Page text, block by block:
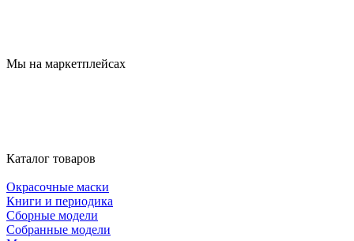
Мы на маркетплейсах
Каталог товаров
Окрасочные маски
Книги и периодика
Сборные модели
Собранные модели